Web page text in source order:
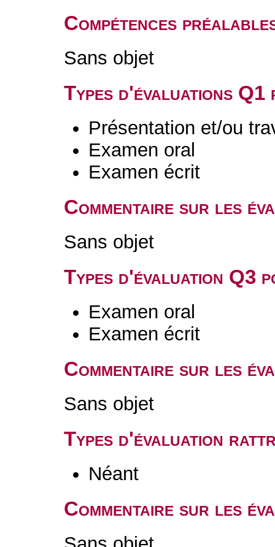
Compétences
Sans objet
Types d'évaluations
Présentation et/ou
Examen oral
Examen écrit
Commentaire sur les
Sans objet
Types d'évaluation Q3
Examen oral
Examen écrit
Commentaire sur les
Sans objet
Types d'évaluation
Néant
Commentaire sur les